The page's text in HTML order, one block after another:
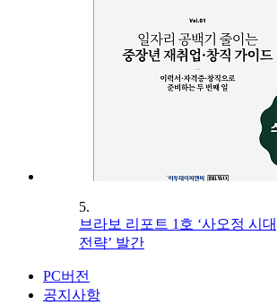
5.
브라보 리포트 1호 ‘사오정 시
전략’ 발간
PC버전
공지사항